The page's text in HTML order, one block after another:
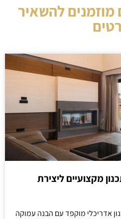
מוזמנים להשאיר
מקצועיים ליצירת
אדריכלי מוקפד עם הבנה עמוקה